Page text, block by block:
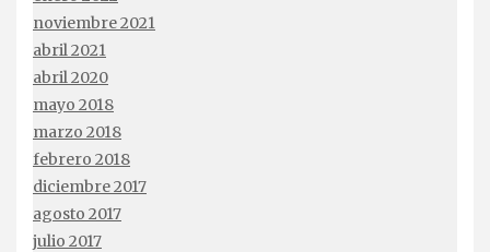
noviembre 2021
abril 2021
abril 2020
mayo 2018
marzo 2018
febrero 2018
diciembre 2017
agosto 2017
julio 2017